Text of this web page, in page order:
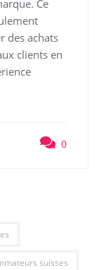
Ce
des achats
clients en
0
suisses